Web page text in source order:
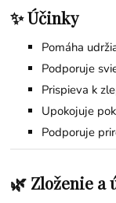
✨ Účinky
Pomáha
Podporuje
Prispieva k
Upokojuje
Podporuje
🌿 Zloženie a